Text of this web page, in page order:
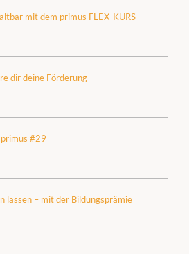
mit dem primus FLEX-KURS
dir deine Förderung
#29
lassen – mit der Bildungsprämie